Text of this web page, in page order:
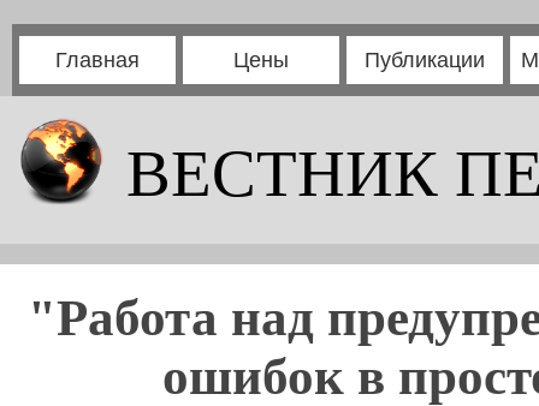
Главная Цены Публикации
ВЕСТНИК
"Работа над
ошибок в